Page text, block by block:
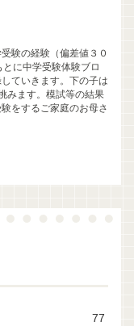
験の経験（偏差値３０
に中学受験体験ブロ
ていきます。下の子は
みます。模試等の結果
をするご家庭のお母さ
77